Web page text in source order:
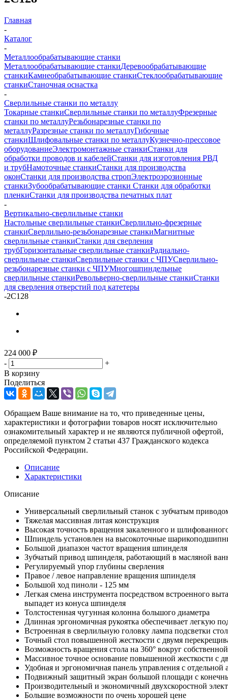
Главная
-
Каталог
-
Металлообрабатывающие станки
Металлообрабатывающие станкиДеревообрабатывающие
станкиКамнеобрабатывающие станкиСтеклообрабатывающие
станкиСтаночная оснастка
-
Сверлильные станки по металлу
Токарные станкиСверлильные станки по металлуФрезерные
станки по металлуРезьбонарезные станки по
металлуРазрезные станки по металлуГибочные
станкиШлифовальные станки по металлуКузнечно-прессовое
оборудованиеЭлектромонтажные станкиСтанки для
обработки проводов и кабелейСтанки для изготовления РВД
и трубНамоточные станкиСтанки для производства
оконСтанки для производства стропЭлектроэрозионные
станкиЗубообрабатывающие станки Станки для обработки
пленкиСтанки для производства печатных плат
-
Вертикально-сверлильные станки
Настольные сверлильные станкиСверлильно-фрезерные
станкиСверлильно-резьбонарезные станкиМагнитные
сверлильные станкиСтанки для сверления
трубГоризонтальные сверлильные станкиРадиально-
сверлильные станкиСверлильные станки с ЧПУСверлильно-
резьбонарезные станки с ЧПУМногошпиндельные
сверлильные станкиРевольверно-сверлильные станкиСтанки
для сверления отверстий под катетеры
-2С128
224 000 ₽
-
+
В корзину
Поделиться
Обращаем Ваше внимание на то, что приведенные цены,
характеристики и фотографии товаров носят исключительно
ознакомительный характер и не являются публичной офертой,
определяемой пунктом 2 статьи 437 Гражданского кодекса
Российской Федерации.
Описание
Характеристики
Описание
Универсальный сверлильный станок с зубчатым
Тяжелая массивная литая конструкция
Высокая точность вращения закаленного и
Шпиндель установлен на высокоточные
Большой диапазон частот вращения шпинделя
Зубчатый привод шпинделя, работающий в масляной
Регулируемый упор глубины сверления
Правое / левое направление вращения шпинделя
Большой ход пиноли - 125 мм
Легкая смена инструмента посредством встроенного
выпадет из конуса шпинделя
Толстостенная чугунная колонна большого диаметра
Длинная эргономичная рукоятка обеспечивает легкую
Встроенная в сверлильную головку лампа подсветки
Точный стол повышенной жесткости с двумя
Возможность вращения стола на 360° вокруг
Массивное точное основание повышенной жесткости с
Удобная и эргономичная панель управления с
Подвижный защитный экран большой площади с
Производительный и экономичный двухскоростной
Большие возможности по очень хорошей цене